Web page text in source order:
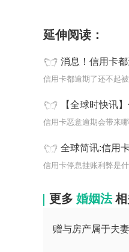
延伸阅读：
消息！信用卡都逾期
【全球时快讯】信用卡
全球简讯:信用卡停息挂
更多 婚姻法